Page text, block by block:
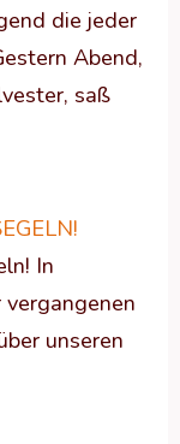
die jeder
Abend,
saß
In
vergangenen
unseren